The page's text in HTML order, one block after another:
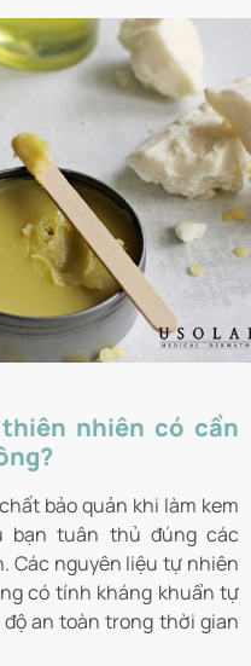
nhiên có cần
bảo quản khi làm kem
bạn tuân thủ đúng các
Các nguyên liệu tự nhiên
có tính kháng khuẩn tự
an toàn trong thời gian